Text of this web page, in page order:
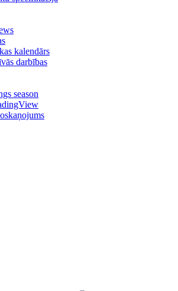
kalendārs
darbības
season